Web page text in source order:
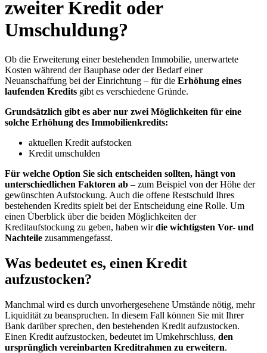
zweiter Kredit oder
Umschuldung?
Ob die Erweiterung einer bestehenden Immobilie, unerwartete
Kosten während der Bauphase oder der Bedarf einer
Neuanschaffung bei der Einrichtung – für die Erhöhung eines
laufenden Kredits gibt es verschiedene Gründe.
Grundsätzlich gibt es aber nur zwei Möglichkeiten für eine
solche Erhöhung des Immobilienkredits:
aktuellen Kredit aufstocken
Kredit umschulden
Für welche Option Sie sich entscheiden sollten, hängt von
unterschiedlichen Faktoren ab – zum Beispiel von der Höhe der
gewünschten Aufstockung. Auch die offene Restschuld Ihres
bestehenden Kredits spielt bei der Entscheidung eine Rolle. Um
einen Überblick über die beiden Möglichkeiten der
Kreditaufstockung zu geben, haben wirdie wichtigsten Vor- und
Nachteile zusammengefasst.
Was bedeutet es, einen Kredit
aufzustocken?
Manchmal wird es durch unvorhergesehene Umstände nötig, mehr
Liquidität zu beanspruchen. In diesem Fall können Sie mit Ihrer
Bank darüber sprechen, den bestehenden Kredit aufzustocken.
Einen Kredit aufzustocken, bedeutet im Umkehrschluss, den
ursprünglich vereinbarten Kreditrahmen zu erweitern.